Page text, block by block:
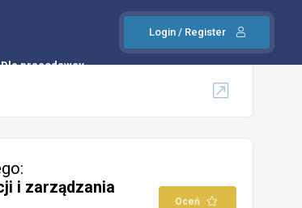
Login / Register
Dla pracodawcy
i zarządzania
Oceń